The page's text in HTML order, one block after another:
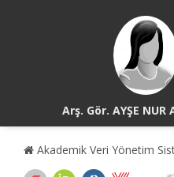
Arş. Gör. AYŞE NUR
Akademik Veri Yönetim